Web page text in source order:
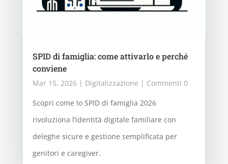
SPID di famiglia: come attivarlo e perché
conviene
Mar 15, 2026| Digitalizzazione | Commenti 0
Scopri come lo SPID di famiglia 2026
rivoluziona l’identità digitale familiare con
deleghe sicure e gestione semplificata per
genitori e caregiver.